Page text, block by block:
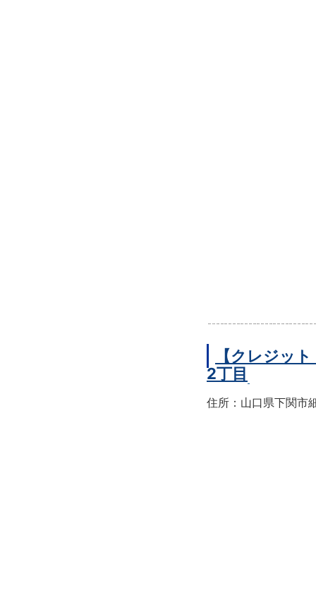
【クレジッ
2丁目
住所：山口県下関市